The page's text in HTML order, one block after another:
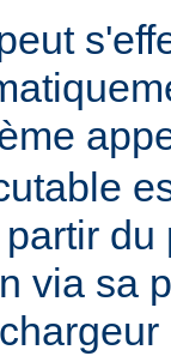
du
via sa